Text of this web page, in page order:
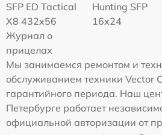
SFP ED Tactical
X8 432x56
Hunting SFP
16x24
Журнал о
прицелах
Мы занимаемся ремонтом и
обслуживанием техники Vector
гарантийного периода. Наш
Петербурге работает
официальной авторизации от